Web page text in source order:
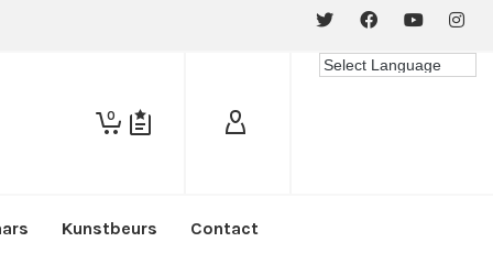
0
Kunstbeurs Contact